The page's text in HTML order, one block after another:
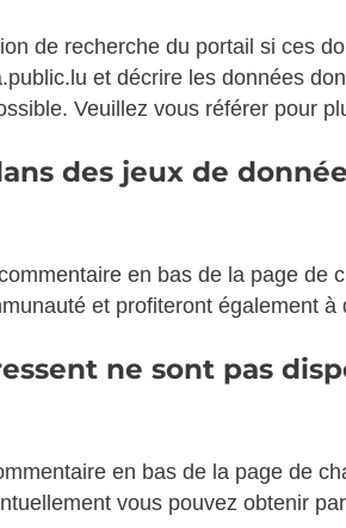
de recherche du portail si ces
et décrire les données
Veuillez vous référer pour
des jeux de
en bas de la page
et profiteront également à
ne sont pas
en bas de la page de
vous pouvez obtenir